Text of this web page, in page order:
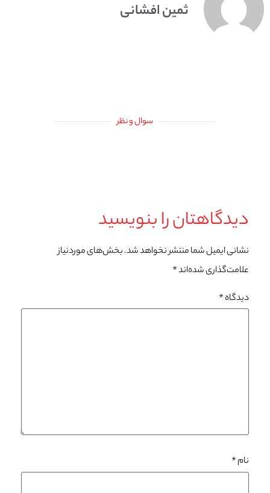
ثمین افشانی
سوال و نظر
دیدگاهتان را بنویسید
نشانی ایمیل شما منتشر نخواهد شد.بخش‌های موردنیاز
علامت‌گذاری شده‌اند*
دیدگاه*
نام*